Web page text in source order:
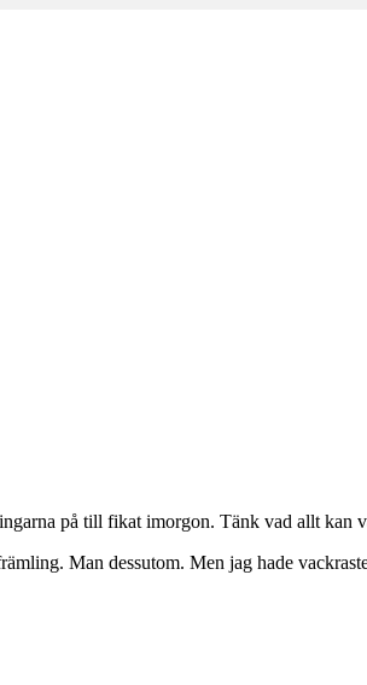
på till fikat imorgon. Tänk vad allt kan
Man dessutom. Men jag hade